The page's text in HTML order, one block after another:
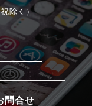
除く）
問合せ